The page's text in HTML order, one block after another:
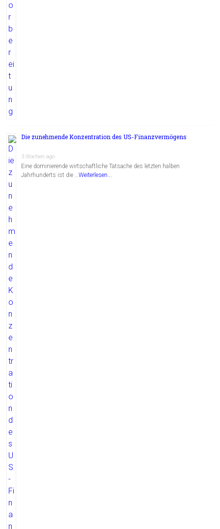
Die zunehmende Konzentration des US-Finanzvermögens
3 Wochen ago
Eine dominierende wirtschaftliche Tatsache des letzten halben
Jahrhunderts ist die …Weiterlesen...